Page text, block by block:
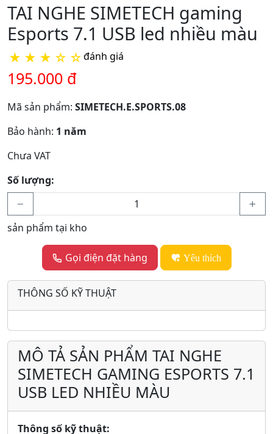
TAI NGHE SIMETECH gaming
Esports 7.1 USB led nhiều màu
★ ★ ★ ☆ ☆đánh giá
195.000 đ
Mã sản phẩm: SIMETECH.E.SPORTS.08
Bảo hành: 1 năm
Chưa VAT
Số lượng:
sản phẩm tại kho
Gọi điện đặt hàng Yêu thích
THÔNG SỐ KỸ THUẬT
MÔ TẢ SẢN PHẨM TAI NGHE
SIMETECH GAMING ESPORTS 7.1
USB LED NHIỀU MÀU
Thông số kỹ thuật: